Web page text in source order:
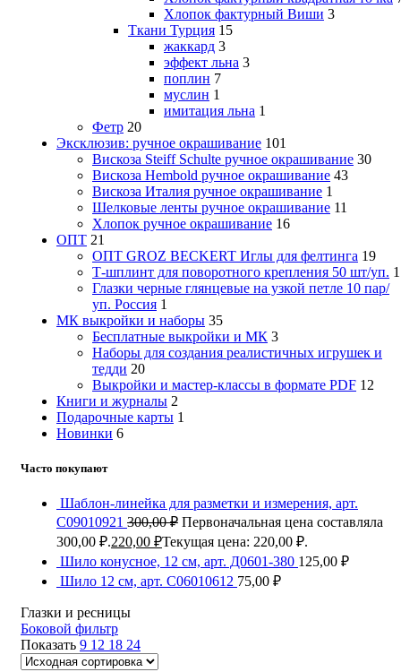
Хлопок фактурный Виши 3
Ткани Турция 15
жаккард 3
эффект льна 3
поплин 7
муслин 1
имитация льна 1
Фетр 20
Эксклюзив: ручное окрашивание 101
Вискоза Steiff Schulte ручное окрашивание 30
Вискоза Hembold ручное окрашивание 43
Вискоза Италия ручное окрашивание 1
Шелковые ленты ручное окрашивание 11
Хлопок ручное окрашивание 16
ОПТ 21
ОПТ GROZ BECKERT Иглы для фелтинга 19
Т-шплинт для поворотного крепления 50 шт/уп. 1
Глазки черные глянцевые на узкой петле 10 пар/
уп. Россия 1
МК выкройки и наборы 35
Бесплатные выкройки и МК 3
Наборы для создания реалистичных игрушек и
тедди 20
Выкройки и мастер-классы в формате PDF 12
Книги и журналы 2
Подарочные карты 1
Новинки 6
Часто покупают
Шаблон-линейка для разметки и измерения, арт.
С09010921 300,00₽ Первоначальная цена составляла
300,00 ₽.220,00 ₽Текущая цена: 220,00 ₽.
Шило конусное, 12 см, арт. Д0601-380 125,00 ₽
Шило 12 см, арт. С06010612 75,00 ₽
Глазки и ресницы
Боковой фильтр
Показать 9 12 18 24